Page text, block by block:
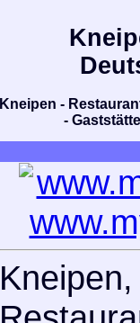
Kneipen -
-
Kneipen,